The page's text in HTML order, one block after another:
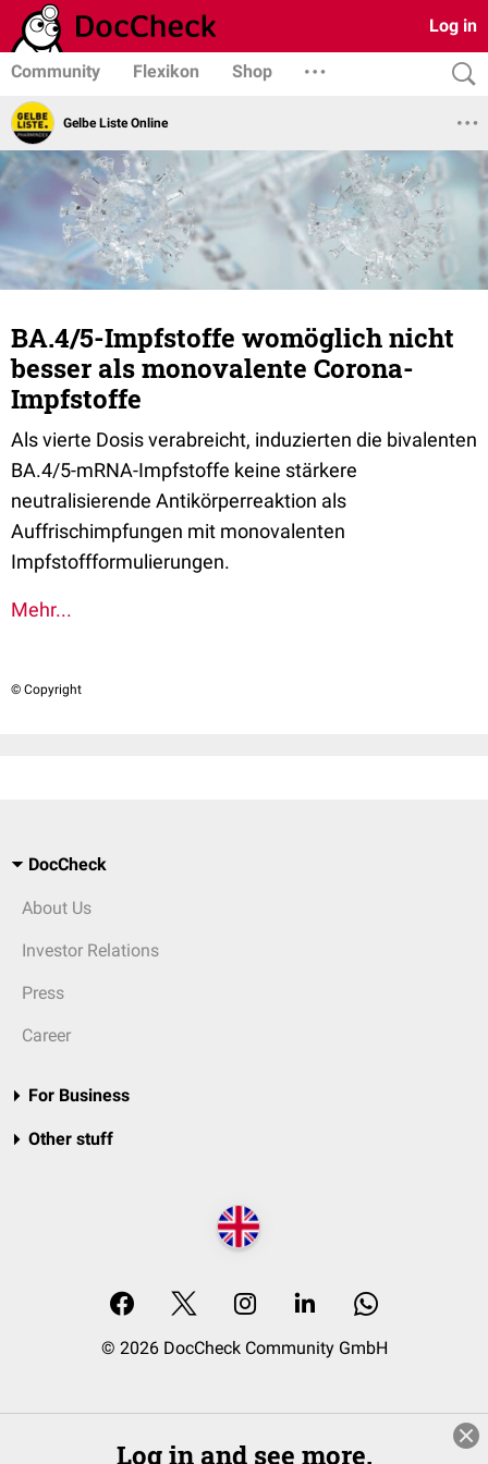
Log in
Community Flexikon Shop
Gelbe Liste Online
BA.4/5-Impfstoffe womöglich nicht
besser als monovalente Corona-
Impfstoffe
Als vierte Dosis verabreicht, induzierten die bivalenten
BA.4/5-mRNA-Impfstoffe keine stärkere
neutralisierende Antikörperreaktion als
Auffrischimpfungen mit monovalenten
Impfstoffformulierungen.
Mehr...
© Copyright
DocCheck
About Us
Investor Relations
Press
Career
For Business
Other stuff
© 2026 DocCheck Community GmbH
Log in and see more.